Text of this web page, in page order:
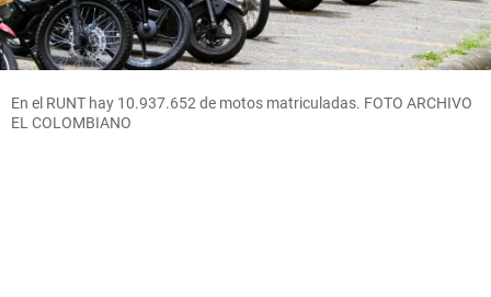
En el RUNT hay 10.937.652 de motos matriculadas. FOTO ARCHIVO
EL COLOMBIANO